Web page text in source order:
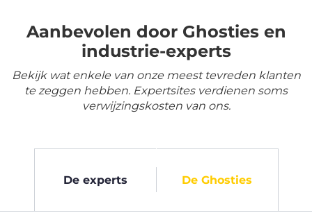
Aanbevolen door Ghosties en
industrie-experts
Bekijk wat enkele van onze meest tevreden klanten
te zeggen hebben. Expertsites verdienen soms
verwijzingskosten van ons.
De experts De Ghosties